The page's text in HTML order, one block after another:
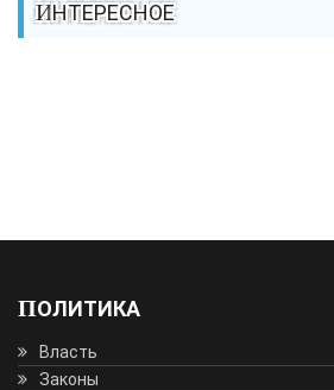
ИНТЕРЕСНОЕ
ПОЛИТИКА
Власть
Законы